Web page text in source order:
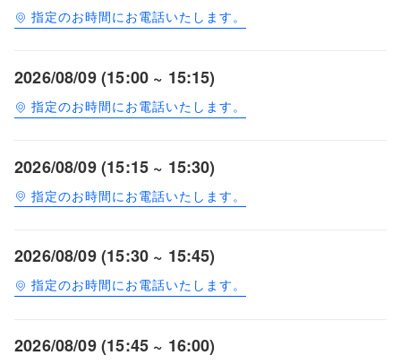
指定のお時間にお電話いたします。
2026/08/09 (15:00 ~ 15:15)
指定のお時間にお電話いたします。
2026/08/09 (15:15 ~ 15:30)
指定のお時間にお電話いたします。
2026/08/09 (15:30 ~ 15:45)
指定のお時間にお電話いたします。
2026/08/09 (15:45 ~ 16:00)